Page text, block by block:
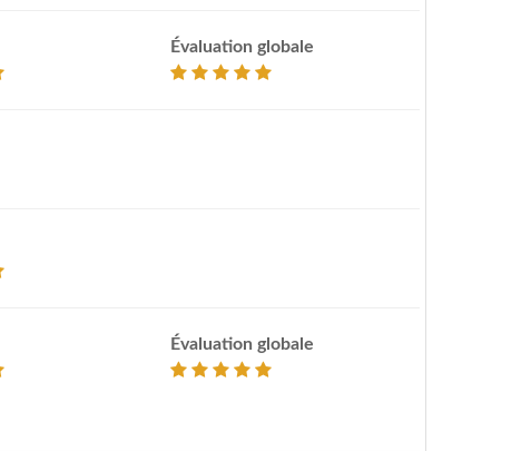
Évaluation globale
Évaluation globale